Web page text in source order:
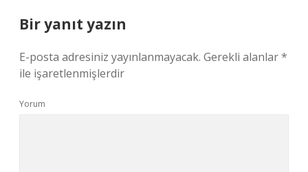
Bir yanıt yazın
E-posta adresiniz yayınlanmayacak. Gerekli alanlar*
ile işaretlenmişlerdir
Yorum